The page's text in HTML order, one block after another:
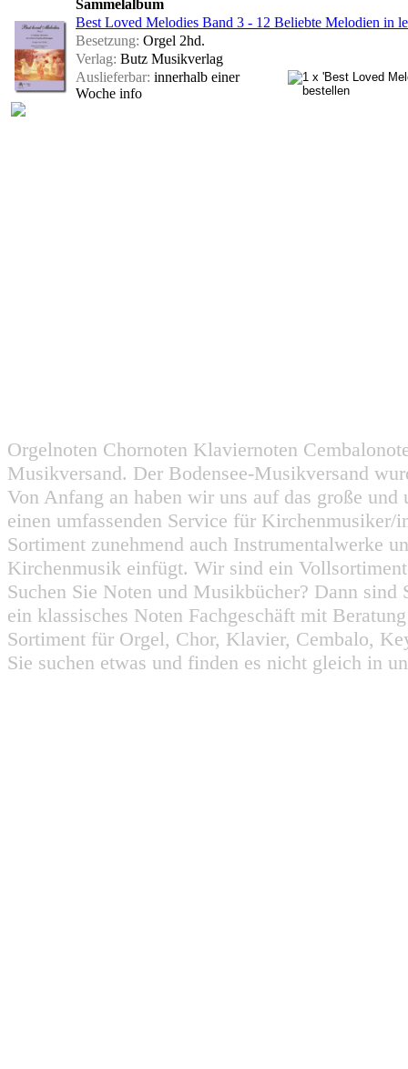
Sammelalbum
Best Loved Melodies Band 3 - 12 Beliebte Melodien in
Besetzung: Orgel 2hd.
Verlag: Butz Musikverlag
Auslieferbar: innerhalb einer
Woche info
Orgelnoten Chornoten Klaviernoten
Musikversand. Der Bodensee-Musikversand
Von Anfang an haben wir uns auf das große
einen umfassenden Service für
Sortiment zunehmend auch Instrumentalwerke
Kirchenmusik einfügt. Wir sind ein
Suchen Sie Noten und Musikbücher? Dann
ein klassisches Noten Fachgeschäft mit
Sortiment für Orgel, Chor, Klavier, Cembalo,
Sie suchen etwas und finden es nicht gleich in